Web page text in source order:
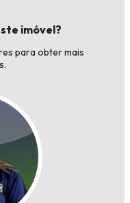
imóvel?
para obter mais